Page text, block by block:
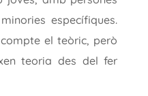
específiques.
el teòric, però
teoria des del fer